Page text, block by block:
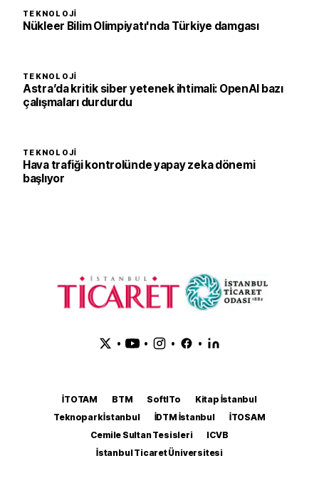
TEKNOLOJI
Nükleer Bilim Olimpiyatı'nda Türkiye damgası
TEKNOLOJI
Astra’da kritik siber yetenek ihtimali: OpenAI bazı
çalışmaları durdurdu
TEKNOLOJI
Hava trafiği kontrolünde yapay zeka dönemi
başlıyor
• • • •
İTOTAM BTM SoftITo
Kitap İstanbul
Teknopark İstanbul
İDTM İstanbul
İTOSAM
Cemile Sultan Tesisleri
ICVB
İstanbul Ticaret Üniversitesi